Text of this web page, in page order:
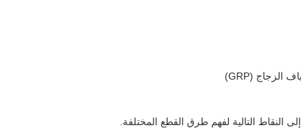
النقاط التالية لفهم طرق القطع المختلفة.